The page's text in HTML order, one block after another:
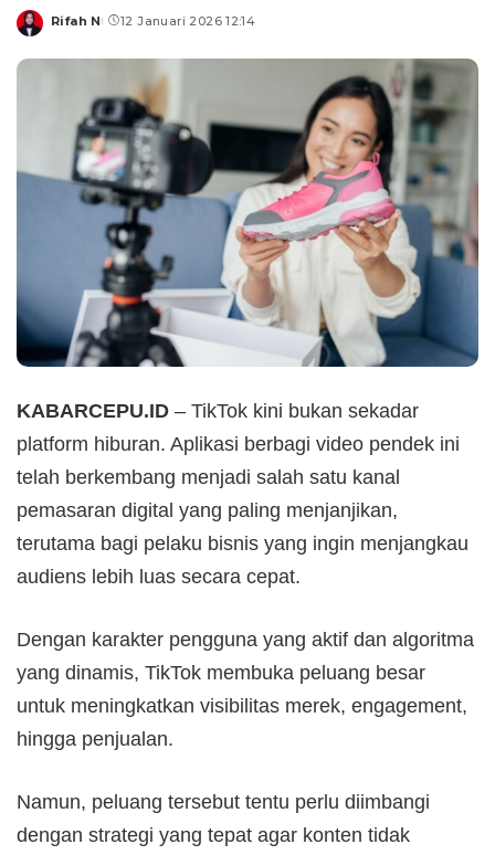
Posted
Rifah N 12 Januari 2026 12:14
KABARCEPU.ID – TikTok kini bukan sekadar
platform hiburan. Aplikasi berbagi video pendek ini
telah berkembang menjadi salah satu kanal
pemasaran digital yang paling menjanjikan,
terutama bagi pelaku bisnis yang ingin menjangkau
audiens lebih luas secara cepat.
Dengan karakter pengguna yang aktif dan algoritma
yang dinamis, TikTok membuka peluang besar
untuk meningkatkan visibilitas merek, engagement,
hingga penjualan.
Namun, peluang tersebut tentu perlu diimbangi
dengan strategi yang tepat agar konten tidak